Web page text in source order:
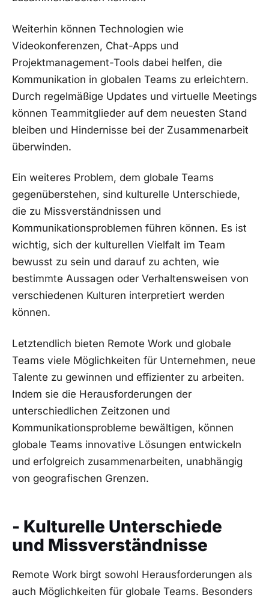
Weiterhin können Technologien wie
Videokonferenzen, ⁤Chat-Apps und
Projektmanagement-Tools dabei⁢ helfen, die
Kommunikation in globalen Teams zu⁢ erleichtern.
Durch ⁤regelmäßige Updates und virtuelle​ Meetings
können Teammitglieder auf dem neuesten Stand⁤
bleiben und Hindernisse bei ‍der Zusammenarbeit
überwinden.
Ein‍ weiteres Problem, ‍dem globale Teams
gegenüberstehen, sind kulturelle Unterschiede,
‍die zu Missverständnissen und
Kommunikationsproblemen‌ führen können.‌ Es ist
wichtig, sich der kulturellen Vielfalt im Team
bewusst zu sein und darauf‍ zu achten, wie
bestimmte Aussagen‍ oder Verhaltensweisen von
verschiedenen Kulturen interpretiert werden ​
können.
Letztendlich‌ bieten Remote Work und⁣ globale
Teams‌ viele ‌Möglichkeiten ​für⁢ Unternehmen,​ neue
Talente zu gewinnen und effizienter ⁣zu arbeiten.
⁣Indem⁤ sie​ die Herausforderungen der
⁢unterschiedlichen Zeitzonen und
Kommunikationsprobleme bewältigen, können​
globale ⁢Teams innovative Lösungen entwickeln
und erfolgreich zusammenarbeiten, unabhängig
⁤von geografischen⁣ Grenzen.
- Kulturelle Unterschiede
und Missverständnisse
Remote​ Work birgt sowohl⁣ Herausforderungen als⁤
auch ​Möglichkeiten für globale Teams. Besonders